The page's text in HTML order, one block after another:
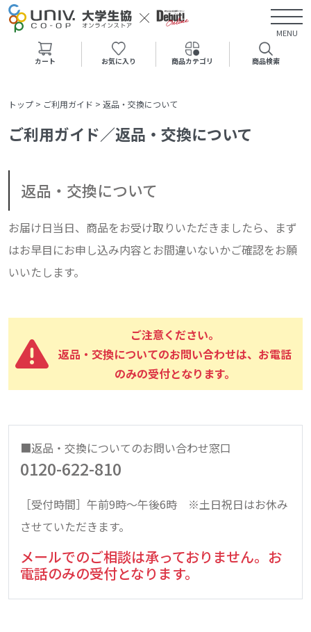
MENU
カート お気に入り 商品カテゴリ 商品検索
トップ > ご利用ガイド > 返品・交換について
ご利用ガイド／返品・交換について
返品・交換について
お届け日当日、商品をお受け取りいただきましたら、まず
はお早目にお申し込み内容とお間違いないかご確認をお願
いいたします。
ご注意ください。
返品・交換についてのお問い合わせは、お電話
のみの受付となります。
■返品・交換についてのお問い合わせ窓口
0120-622-810
［受付時間］午前9時～午後6時 ※土日祝日はお休み
させていただきます。
メールでのご相談は承っておりません。お
電話のみの受付となります。